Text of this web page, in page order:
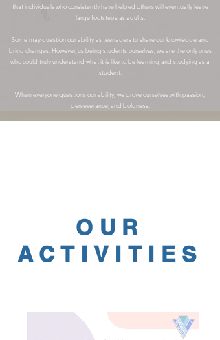
that individuals who consistently have helped others will eventually leave
large footsteps as adults.
Some may question our ability as teenagers to share our knowledge and
bring changes. However, us being students ourselves, we are the only ones
who could truly understand what it is like to be learning and studying as a
student.
When everyone questions our ability, we prove ourselves with passion,
perseverance, and boldness.
OUR
ACTIVITIES